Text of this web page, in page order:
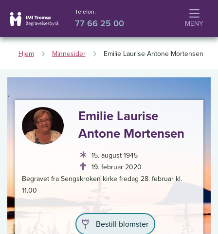
Telefon:
77 66 25 00
Hjem Minnesider Emilie Laurise Antone Mortensen
,
Emilie Laurise
Antone Mortensen
15. august 1945
19. februar 2020
Begravet fra Sengskroken kirke fredag 28. februar kl.
11.00
Bestill blomster